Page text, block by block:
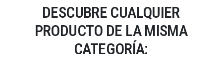
DESCUBRE CUALQUIER
PRODUCTO DE LA MISMA
CATEGORÍA: